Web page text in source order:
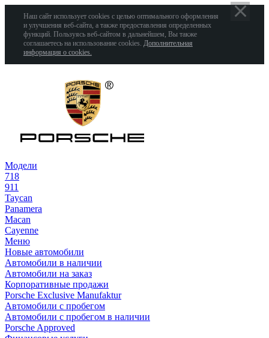
Наш сайт использует cookies с целью оптимального оформления
и улучшения веб-сайта, а также предоставления определенных
функций. Пользуясь веб-сайтом в дальнейшем, Вы также
соглашаетесь на использование cookies. Дополнительная
информация о cookies.
Модели
718
911
Taycan
Panamera
Macan
Cayenne
Меню
Новые автомобили
Автомобили в наличии
Автомобили на заказ
Корпоративные продажи
Porsche Exclusive Manufaktur
Автомобили с пробегом
Автомобили с пробегом в наличии
Porsche Approved